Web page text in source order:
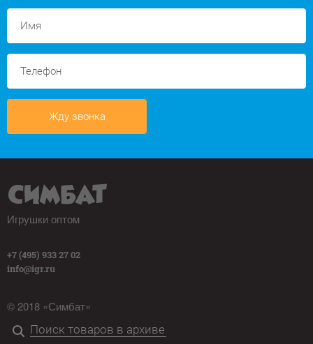
Жду звонка
Игрушки оптом
+7 (495) 933 27 02
info@igr.ru
© 2018 «Симбат»